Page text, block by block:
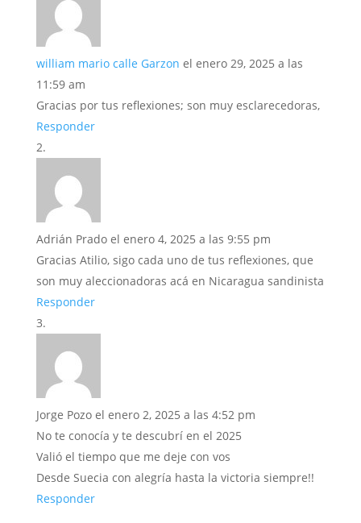
william mario calle Garzon el enero 29, 2025 a las
11:59 am
Gracias por tus reflexiones; son muy esclarecedoras,
Responder
Adrián Prado el enero 4, 2025 a las 9:55 pm
Gracias Atilio, sigo cada uno de tus reflexiones, que
son muy aleccionadoras acá en Nicaragua sandinista
Responder
Jorge Pozo el enero 2, 2025 a las 4:52 pm
No te conocía y te descubrí en el 2025
Valió el tiempo que me deje con vos
Desde Suecia con alegría hasta la victoria siempre!!
Responder